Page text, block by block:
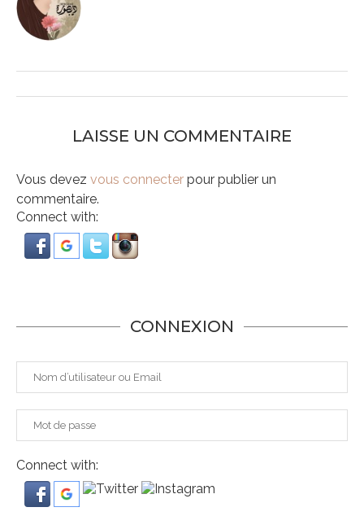
LAISSE UN COMMENTAIRE
Vous devez vous connecter pour publier un
commentaire.
Connect with:
CONNEXION
Connect with: